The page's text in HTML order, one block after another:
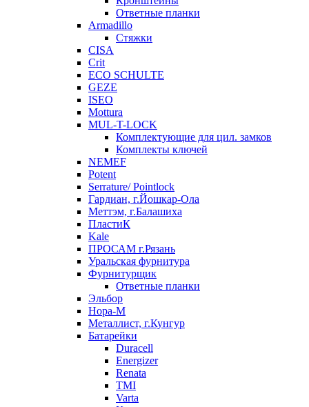
Ответные планки
Armadillo
Стяжки
CISA
Crit
ECO SCHULTE
GEZE
ISEO
Mottura
MUL-T-LOCK
Комплектующие для цил. замков
Комплекты ключей
NEMEF
Potent
Serrature/ Pointlock
Гардиан, г.Йошкар-Ола
Меттэм, г.Балашиха
ПластиК
Kale
ПРОСАМ г.Рязань
Уральская фурнитура
Фурнитурщик
Ответные планки
Эльбор
Нора-М
Металлист, г.Кунгур
Батарейки
Duracell
Energizer
Renata
TMI
Varta